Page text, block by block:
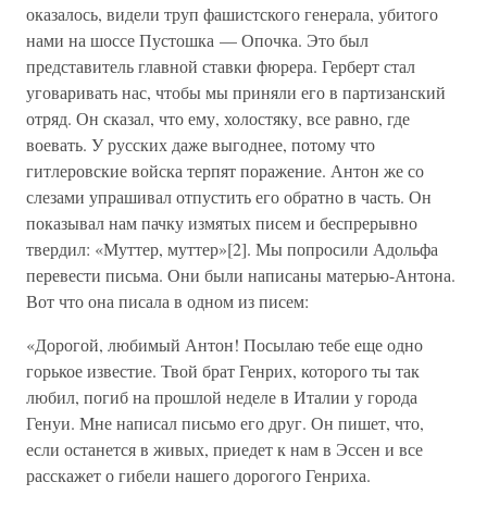
оказалось, видели труп фашистского генерала, убитого
нами на шоссе Пустошка — Опочка. Это был
представитель главной ставки фюрера. Герберт стал
уговаривать нас, чтобы мы приняли его в партизанский
отряд. Он сказал, что ему, холостяку, все равно, где
воевать. У русских даже выгоднее, потому что
гитлеровские войска терпят поражение. Антон же со
слезами упрашивал отпустить его обратно в часть. Он
показывал нам пачку измятых писем и беспрерывно
твердил: «Муттер, муттер»[2]. Мы попросили Адольфа
перевести письма. Они были написаны матерью-Антона.
Вот что она писала в одном из писем:
«Дорогой, любимый Антон! Посылаю тебе еще одно
горькое известие. Твой брат Генрих, которого ты так
любил, погиб на прошлой неделе в Италии у города
Генуи. Мне написал письмо его друг. Он пишет, что,
если останется в живых, приедет к нам в Эссен и все
расскажет о гибели нашего дорогого Генриха.